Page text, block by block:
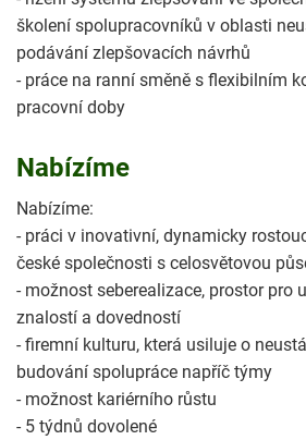
školení spolupracovníků v oblasti
podávání zlepšovacích návrhů
- práce na ranní směně s flexibilním
pracovní doby
Nabízíme
Nabízíme:
- práci v inovativní, dynamicky
české společnosti s celosvětovou
- možnost seberealizace, prostor pro
znalostí a dovedností
- firemní kulturu, která usiluje o
budování spolupráce napříč týmy
- možnost kariérního růstu
- 5 týdnů dovolené